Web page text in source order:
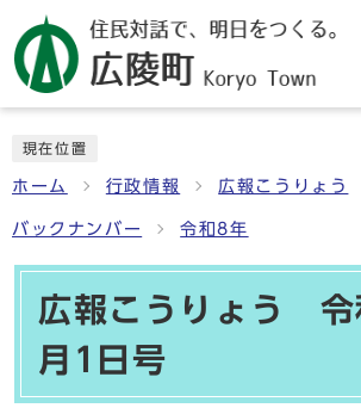
現在位置
ホーム 行政情報 広報こうりょう
バックナンバー 令和8年
広報こうりょう
月1日号